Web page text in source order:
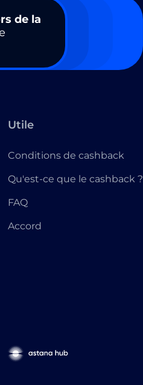
de la
Utile
Conditions de cashback
Qu'est-ce que le cashback ?
FAQ
Accord